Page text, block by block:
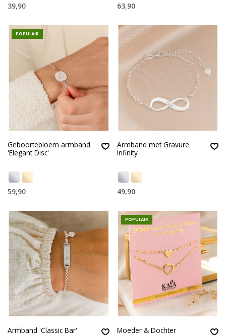
39,90 63,90
POPULAIR
Geboortebloem armband
'Elegant Disc'
59,90
Armband met Gravure
Infinity
49,90
Armband 'Classic Bar'
POPULAIR
Moeder & Dochter